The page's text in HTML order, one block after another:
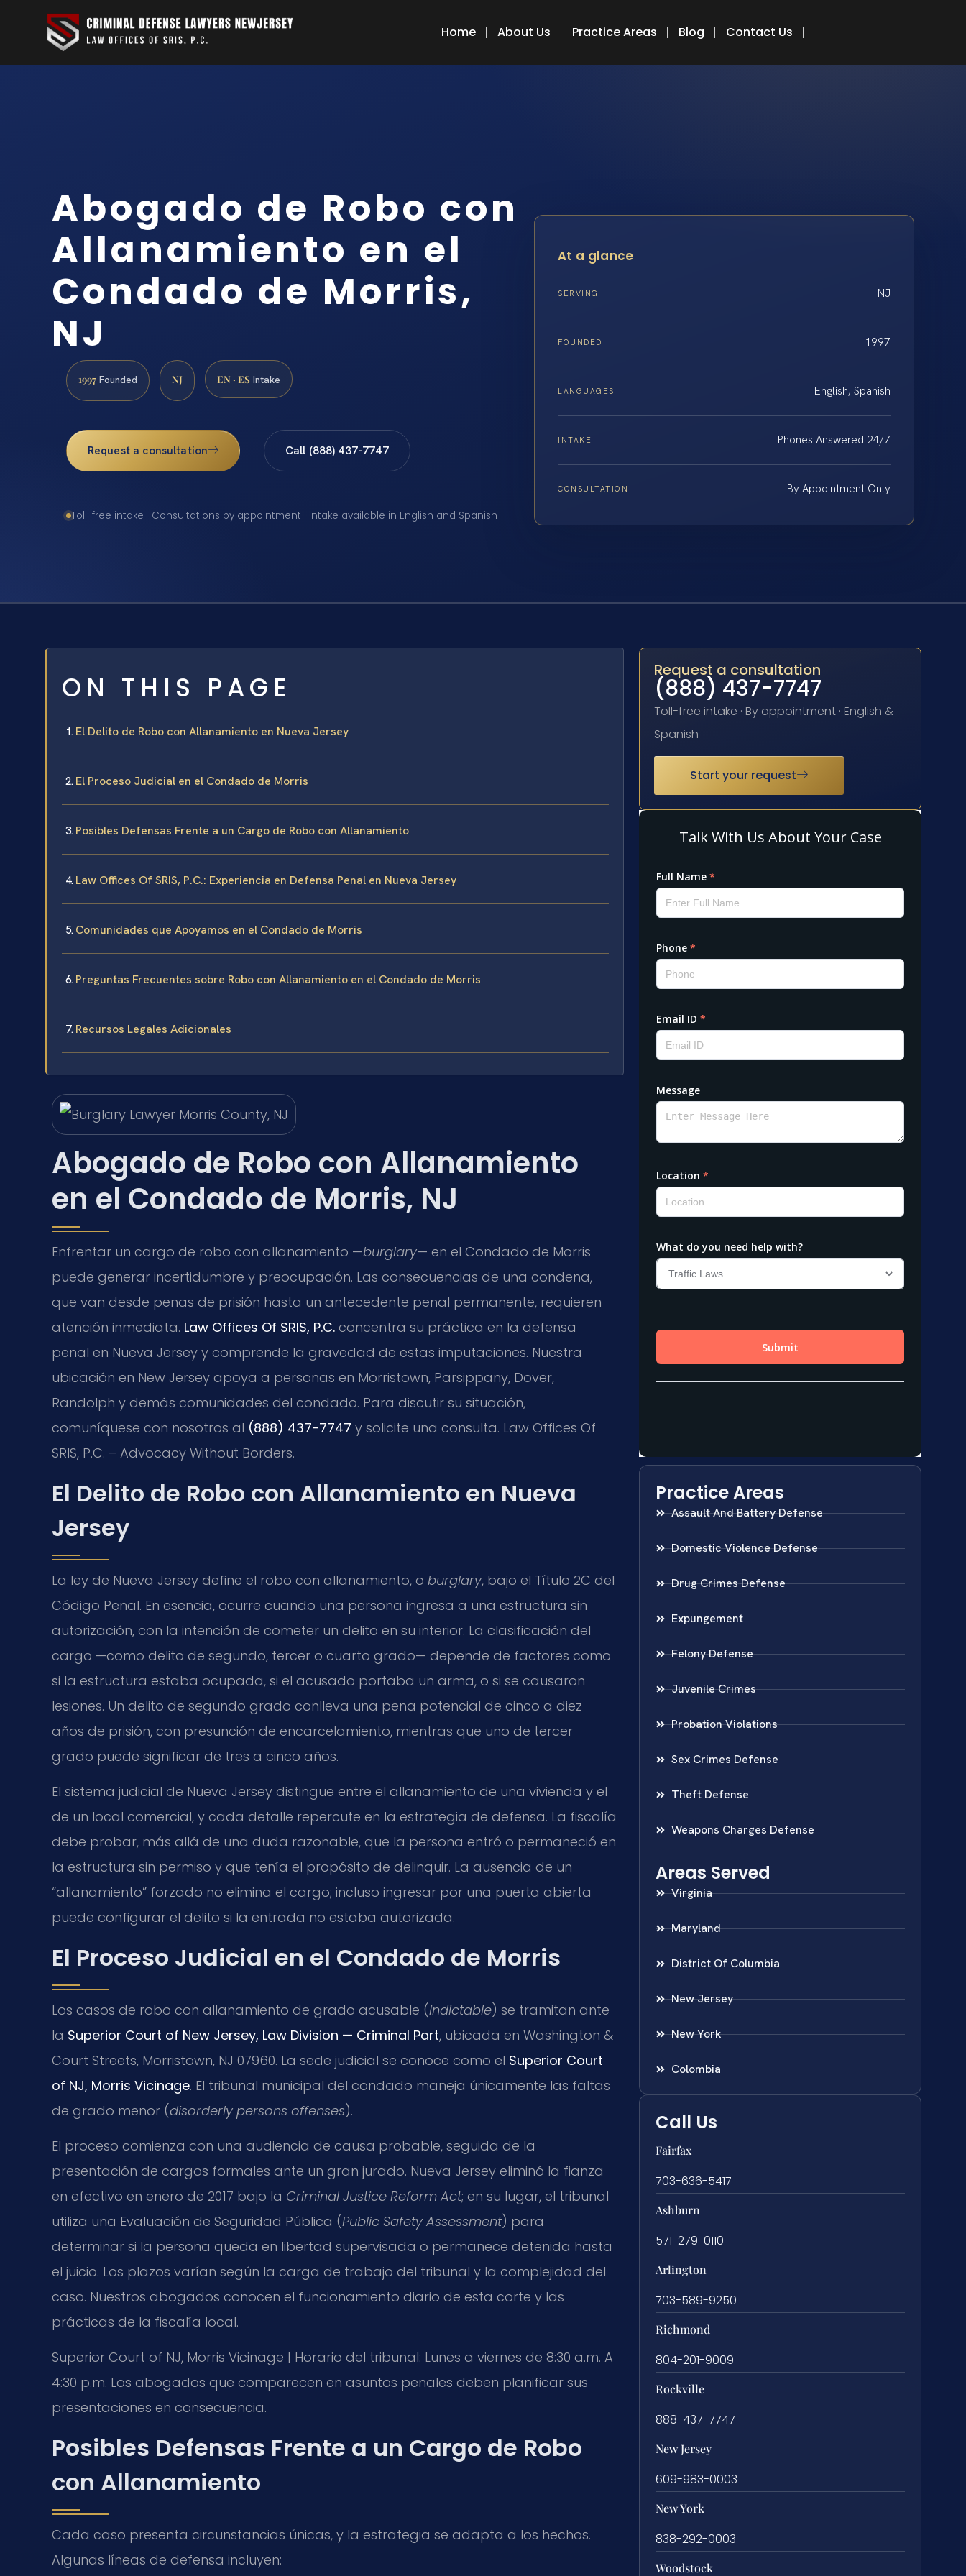
Home About Us Practice Areas Blog Contact Us
Abogado de Robo con
Allanamiento en el
Condado de Morris,
NJ
1997 Founded NJ EN · ES Intake
Request a consultation Call (888) 437-7747
Toll-free intake · Consultations by appointment · Intake available in English and Spanish
At a glance
SERVING NJ
FOUNDED 1997
LANGUAGES English, Spanish
INTAKE Phones Answered 24/7
CONSULTATION By Appointment Only
ON THIS PAGE
El Delito de Robo con Allanamiento en Nueva Jersey
El Proceso Judicial en el Condado de Morris
Posibles Defensas Frente a un Cargo de Robo con Allanamiento
Law Offices Of SRIS, P.C.: Experiencia en Defensa Penal en Nueva Jersey
Comunidades que Apoyamos en el Condado de Morris
Preguntas Frecuentes sobre Robo con Allanamiento en el Condado de Morris
Recursos Legales Adicionales
Abogado de Robo con Allanamiento
en el Condado de Morris, NJ
Enfrentar un cargo de robo con allanamiento —burglary— en el Condado de Morris
puede generar incertidumbre y preocupación. Las consecuencias de una condena,
que van desde penas de prisión hasta un antecedente penal permanente, requieren
atención inmediata. Law Offices Of SRIS, P.C. concentra su práctica en la defensa
penal en Nueva Jersey y comprende la gravedad de estas imputaciones. Nuestra
ubicación en New Jersey apoya a personas en Morristown, Parsippany, Dover,
Randolph y demás comunidades del condado. Para discutir su situación,
comuníquese con nosotros al (888) 437-7747 y solicite una consulta. Law Offices Of
SRIS, P.C. – Advocacy Without Borders.
El Delito de Robo con Allanamiento en Nueva
Jersey
La ley de Nueva Jersey define el robo con allanamiento, o burglary, bajo el Título 2C del
Código Penal. En esencia, ocurre cuando una persona ingresa a una estructura sin
autorización, con la intención de cometer un delito en su interior. La clasificación del
cargo —como delito de segundo, tercer o cuarto grado— depende de factores como
si la estructura estaba ocupada, si el acusado portaba un arma, o si se causaron
lesiones. Un delito de segundo grado conlleva una pena potencial de cinco a diez
años de prisión, con presunción de encarcelamiento, mientras que uno de tercer
grado puede significar de tres a cinco años.
El sistema judicial de Nueva Jersey distingue entre el allanamiento de una vivienda y el
de un local comercial, y cada detalle repercute en la estrategia de defensa. La fiscalía
debe probar, más allá de una duda razonable, que la persona entró o permaneció en
la estructura sin permiso y que tenía el propósito de delinquir. La ausencia de un
“allanamiento” forzado no elimina el cargo; incluso ingresar por una puerta abierta
puede configurar el delito si la entrada no estaba autorizada.
El Proceso Judicial en el Condado de Morris
Los casos de robo con allanamiento de grado acusable (indictable) se tramitan ante
la Superior Court of New Jersey, Law Division — Criminal Part, ubicada en Washington &
Court Streets, Morristown, NJ 07960. La sede judicial se conoce como el Superior Court
of NJ, Morris Vicinage. El tribunal municipal del condado maneja únicamente las faltas
de grado menor (disorderly persons offenses).
El proceso comienza con una audiencia de causa probable, seguida de la
presentación de cargos formales ante un gran jurado. Nueva Jersey eliminó la fianza
en efectivo en enero de 2017 bajo la Criminal Justice Reform Act; en su lugar, el tribunal
utiliza una Evaluación de Seguridad Pública (Public Safety Assessment) para
determinar si la persona queda en libertad supervisada o permanece detenida hasta
el juicio. Los plazos varían según la carga de trabajo del tribunal y la complejidad del
caso. Nuestros abogados conocen el funcionamiento diario de esta corte y las
prácticas de la fiscalía local.
Superior Court of NJ, Morris Vicinage | Horario del tribunal: Lunes a viernes de 8:30 a.m. A
4:30 p.m. Los abogados que comparecen en asuntos penales deben planificar sus
presentaciones en consecuencia.
Posibles Defensas Frente a un Cargo de Robo
con Allanamiento
Cada caso presenta circunstancias únicas, y la estrategia se adapta a los hechos.
Algunas líneas de defensa incluyen:
Request a consultation
(888) 437-7747
Toll-free intake · By appointment · English &
Spanish
Start your request
Practice Areas
Assault And Battery Defense
Domestic Violence Defense
Drug Crimes Defense
Expungement
Felony Defense
Juvenile Crimes
Probation Violations
Sex Crimes Defense
Theft Defense
Weapons Charges Defense
Areas Served
Virginia
Maryland
District Of Columbia
New Jersey
New York
Colombia
Call Us
Fairfax
703-636-5417
Ashburn
571-279-0110
Arlington
703-589-9250
Richmond
804-201-9009
Rockville
888-437-7747
New Jersey
609-983-0003
New York
838-292-0003
Woodstock